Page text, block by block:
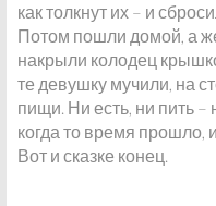
как толкнут их – и
Потом пошли домой, а
накрыли колодец
те девушку мучили, на
пищи. Ни есть, ни пить –
когда то время прошло,
Вот и сказке конец.